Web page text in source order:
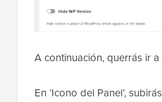
A continuación, querrás ir a
En ‘Icono del Panel’,